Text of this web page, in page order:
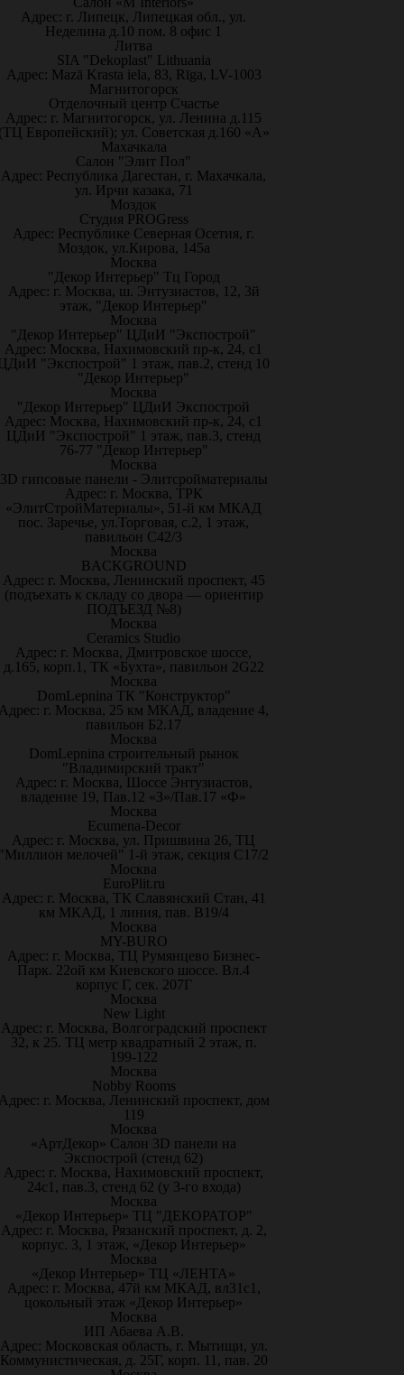
Адрес: г. Липецк, Липецкая обл., ул.
Неделина д.10 пом. 8 офис 1
Литва
SIA "Dekoplast" Lithuania
Адрес: Mazā Krasta iela, 83, Rīga, LV-1003
Магнитогорск
Отделочный центр Счастье
Адрес: г. Магнитогорск, ул. Ленина д.115
Европейский); ул. Советская д.160 «А»
Махачкала
Салон "Элит Пол"
Адрес: Республика Дагестан, г. Махачкала,
ул. Ирчи казака, 71
Моздок
Студия PROGress
Адрес: Республике Северная Осетия, г.
Моздок, ул.Кирова, 145а
Москва
"Декор Интерьер" Тц Город
Адрес: г. Москва, ш. Энтузиастов, 12, 3й
этаж, "Декор Интерьер"
Москва
"Декор Интерьер" ЦДиИ "Экспострой"
Адрес: Москва, Нахимовский пр-к, 24, с1
"Экспострой" 1 этаж, пав.2, стенд 10
"Декор Интерьер"
Москва
"Декор Интерьер" ЦДиИ Экспострой
Адрес: Москва, Нахимовский пр-к, 24, с1
ЦДиИ "Экспострой" 1 этаж, пав.3, стенд
76-77 "Декор Интерьер"
Москва
3D гипсовые панели - Элитсройматериалы
Адрес: г. Москва, ТРК
«ЭлитСтройМатериалы», 51-й км МКАД
пос. Заречье, ул.Торговая, с.2, 1 этаж,
павильон С42/3
Москва
BACKGROUND
Адрес: г. Москва, Ленинский проспект, 45
(подъехать к складу со двора — ориентир
ПОДЪЕЗД №8)
Москва
Ceramics Studio
Адрес: г. Москва, Дмитровское шоссе,
д.165, корп.1, ТК «Бухта», павильон 2G22
Москва
DomLepnina ТК "Конструктор"
г. Москва, 25 км МКАД, владение 4,
павильон Б2.17
Москва
DomLepnina строительный рынок
"Владимирский тракт"
Адрес: г. Москва, Шоссе Энтузиастов,
владение 19, Пав.12 «З»/Пав.17 «Ф»
Москва
Ecumena-Decor
Адрес: г. Москва, ул. Пришвина 26, ТЦ
мелочей" 1-й этаж, секция С17/2
Москва
EuroPlit.ru
Адрес: г. Москва, ТК Славянский Стан, 41
км МКАД, 1 линия, пав. В19/4
Москва
MY-BURO
Адрес: г. Москва, ТЦ Румянцево Бизнес-
Парк. 22ой км Киевского шоссе. Вл.4
корпус Г, сек. 207Г
Москва
New Light
Адрес: г. Москва, Волгоградский проспект
32, к 25. ТЦ метр квадратный 2 этаж, п.
199-122
Москва
Nobby Rooms
г. Москва, Ленинский проспект, дом
119
Москва
«АртДекор» Салон 3D панели на
Экспострой (стенд 62)
Адрес: г. Москва, Нахимовский проспект,
24с1, пав.3, стенд 62 (у 3-го входа)
Москва
«Декор Интерьер» ТЦ "ДЕКОРАТОР"
Адрес: г. Москва, Рязанский проспект, д. 2,
корпус. 3, 1 этаж, «Декор Интерьер»
Москва
«Декор Интерьер» ТЦ «ЛЕНТА»
Адрес: г. Москва, 47й км МКАД, вл31с1,
цокольный этаж «Декор Интерьер»
Москва
ИП Абаева А.В.
Адрес: Московская область, г. Мытищи, ул.
Коммунистическая, д. 25Г, корп. 11, пав. 20